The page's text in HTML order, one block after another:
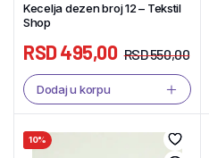
Kecelja dezen broj 12 – Tekstil
Shop
RSD550,00
RSD495,00
Dodaj u korpu
10%